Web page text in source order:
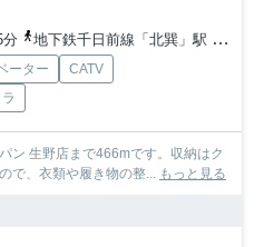
分
地下鉄千日前線「北巽」駅 徒歩5分
ーター
CATV
ン 生野店まで466mです。収納はク
で、衣類や履き物の整... もっと見る